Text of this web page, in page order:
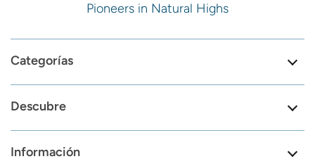
Pioneers in Natural Highs
Categorías
Descubre
Información